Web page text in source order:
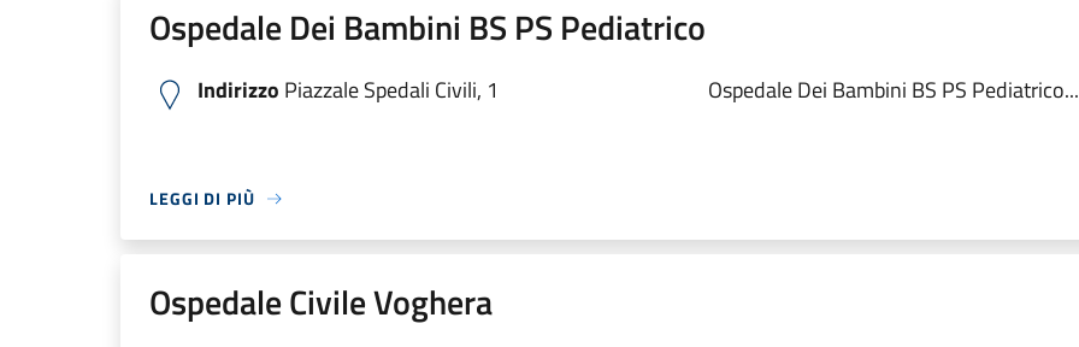
Ospedale Dei Bambini BS PS Pediatrico
Indirizzo Piazzale Spedali Civili, 1 Ospedale Dei Bambini BS PS Pediatrico...
LEGGI DI PIÙ
Ospedale Civile Voghera